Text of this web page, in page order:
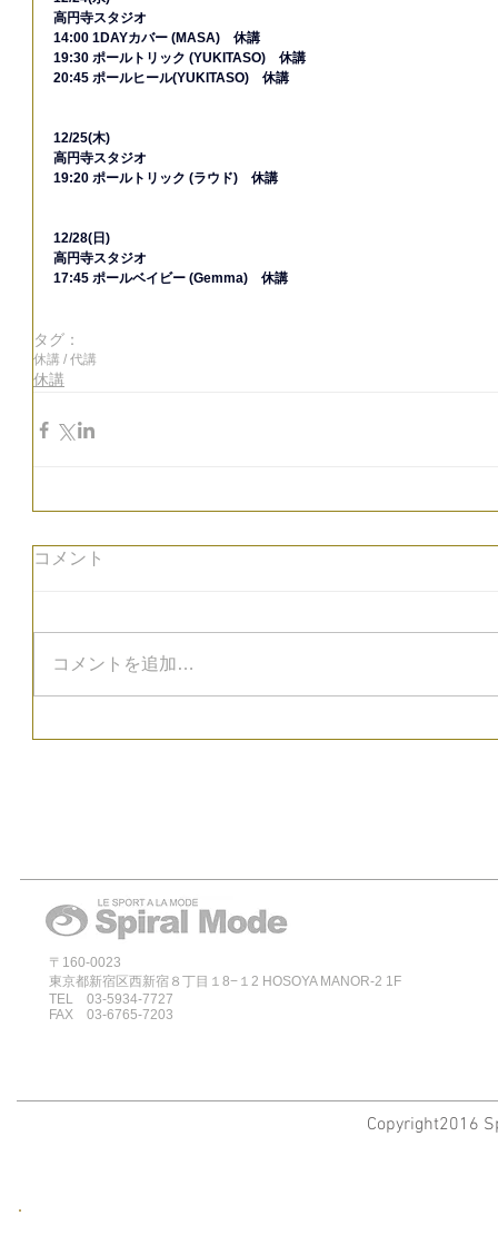
高円寺スタジオ
14:00 1DAYカバー (MASA)　休講
19:30 ポールトリック (YUKITASO)　休講
20:45 ポールヒール(YUKITASO)　休講
12/25(木)
高円寺スタジオ
19:20 ポールトリック (ラウド)　休講
12/28(日)
高円寺スタジオ
17:45 ポールベイビー (Gemma)　休講
タグ：
休講 / 代講
休講
コメント
コメントを追加…
〒160-0023
東京都新宿区西新宿８丁目１8−１2 HOSOYA MANOR-2 1F
TEL 03-5934-7727
FAX 03-6765-7203
Copyright2016